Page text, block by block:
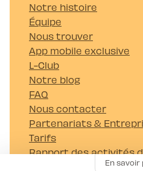
Notre histoire
Équipe
Nous trouver
App mobile exclusive
L-Club
Notre blog
FAQ
Nous contacter
Partenariats &
Tarifs
Rapport des activités
En savoir